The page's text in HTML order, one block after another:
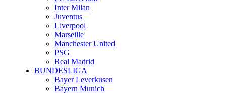
Inter Milan
Juventus
Liverpool
Marseille
Manchester United
PSG
Real Madrid
BUNDESLIGA
Bayer Leverkusen
Bayern Munich